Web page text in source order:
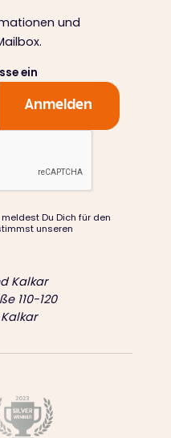
und
ein
Du Dich für den
unseren
Kalkar
110-120